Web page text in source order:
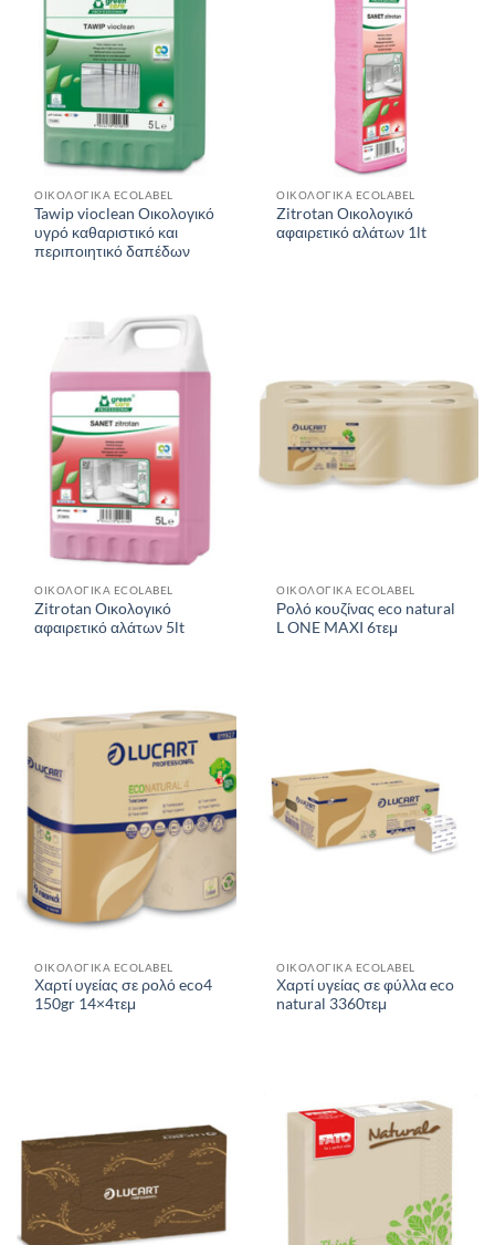
ΟΙΚΟΛΟΓΙΚΑ ECOLABEL
Tawip vioclean Οικολογικό
υγρό καθαριστικό και
περιποιητικό δαπέδων
ΟΙΚΟΛΟΓΙΚΑ ECOLABEL
Zitrotan Οικολογικό
αφαιρετικό αλάτων 1lt
ΟΙΚΟΛΟΓΙΚΑ ECOLABEL
Zitrotan Οικολογικό
αφαιρετικό αλάτων 5lt
ΟΙΚΟΛΟΓΙΚΑ ECOLABEL
Ρολό κουζίνας eco natural
L ONE MAXI 6τεμ
ΟΙΚΟΛΟΓΙΚΑ ECOLABEL
Χαρτί υγείας σε ρολό eco4
150gr 14×4τεμ
ΟΙΚΟΛΟΓΙΚΑ ECOLABEL
Χαρτί υγείας σε φύλλα eco
natural 3360τεμ